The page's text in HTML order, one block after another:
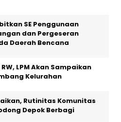
SE Penggunaan
dan Pergeseran
Daerah Bencana
LPM Akan Sampaikan
Kelurahan
Rutinitas Komunitas
Depok Berbagi